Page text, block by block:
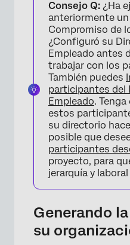
Consejo Q: ¿Ha
anteriormente
Compromiso de
¿Configuró su
Empleado antes
trabajar con los
También puedes
participantes del
Empleado.
estos
su directorio
posible que
participantes
proyecto, para
jerarquía y
Generando
su